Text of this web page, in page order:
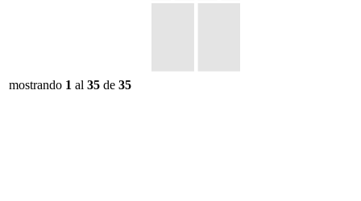
mostrando 1 al 35 de 35